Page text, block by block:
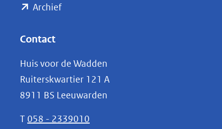
Archief(opent
(verwijst
naar
een
andere
Contact
Huis voor de Wadden
Ruiterskwartier 121 A
8911 BS Leeuwarden
T 058 - 2339010